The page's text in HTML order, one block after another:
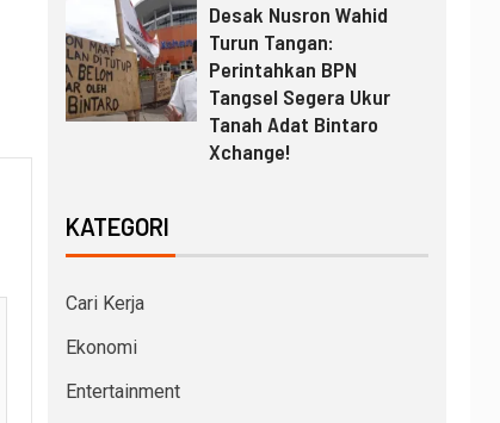
Desak Nusron Wahid
Turun Tangan:
Perintahkan BPN
Tangsel Segera Ukur
Tanah Adat Bintaro
Xchange!
KATEGORI
Cari Kerja
Ekonomi
Entertainment